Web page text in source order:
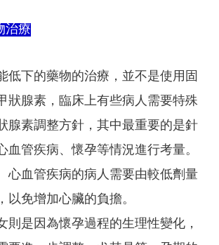
治療
低下的藥物的治療，並不是使用固
狀腺素，臨床上有些病人需要特殊
腺素調整方針，其中最重要的是針
血管疾病、懷孕等情況進行考量。
心血管疾病的病人需要由較低劑量
以免增加心臟的負擔。
則是因為懷孕過程的生理性變化，